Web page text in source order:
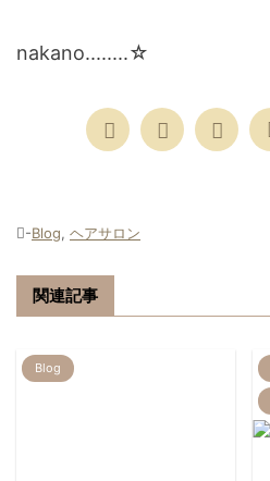
nakano........☆
-Blog, ヘアサロン
関連記事
Blog